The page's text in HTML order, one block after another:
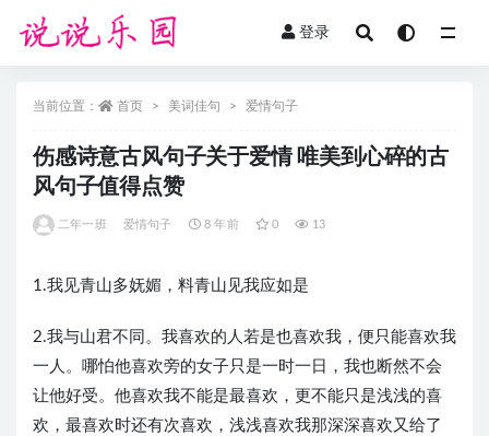
登录
当前位置： 首页 美词佳句 爱情句子
伤感诗意古风句子关于爱情 唯美到心碎的古
风句子值得点赞
二年一班 爱情句子 8 年前 0 13
1.我见青山多妩媚，料青山见我应如是
2.我与山君不同。我喜欢的人若是也喜欢我，便只能喜欢我
一人。哪怕他喜欢旁的女子只是一时一日，我也断然不会
让他好受。他喜欢我不能是最喜欢，更不能只是浅浅的喜
欢，最喜欢时还有次喜欢，浅浅喜欢我那深深喜欢又给了